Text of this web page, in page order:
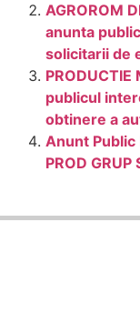
AGROROM
anunta
solicitarii de
PRODUCTIE
publicul
obtinere a
Anunt Public
PROD GRUP